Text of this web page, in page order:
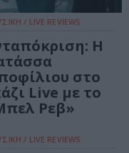
/ LIVE REVIEWS
Η
στο
Live με το
Ρεβ»
/ LIVE REVIEWS